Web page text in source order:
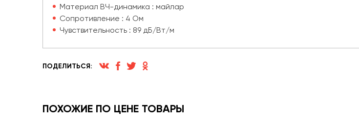
Материал ВЧ-динамика : майлар
Сопротивление : 4 Ом
Чувствительность : 89 дБ/Вт/м
ПОДЕЛИТЬСЯ:
ПОХОЖИЕ ПО ЦЕНЕ ТОВАРЫ